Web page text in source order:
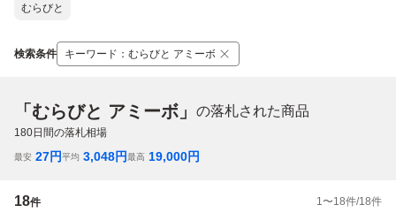
むらびと
検索条件 キーワード ： むらびと アミーボ
「むらびと アミーボ」 の落札された商品
180日間の落札相場
最安 27円平均 3,048円最高 19,000円
18件 1 〜18件/18件